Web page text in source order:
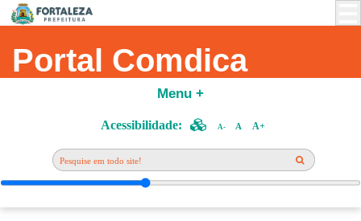
Portal Comdica
Menu +
Acessibilidade: A A+